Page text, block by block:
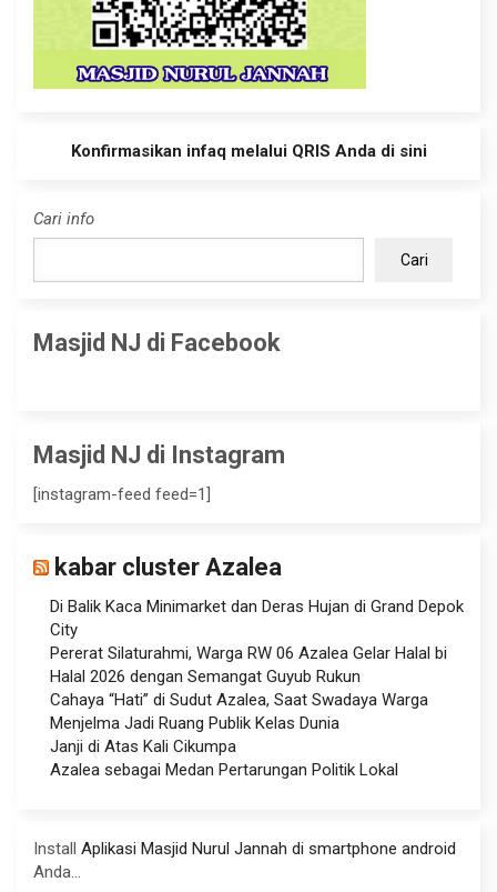
Konfirmasikan infaq melalui QRIS Anda di sini
Cari info
Cari
Masjid NJ di Facebook
Masjid NJ di Instagram
[instagram-feed feed=1]
kabar cluster Azalea
Di Balik Kaca Minimarket dan Deras Hujan di Grand Depok
City
Pererat Silaturahmi, Warga RW 06 Azalea Gelar Halal bi
Halal 2026 dengan Semangat Guyub Rukun
Cahaya “Hati” di Sudut Azalea, Saat Swadaya Warga
Menjelma Jadi Ruang Publik Kelas Dunia
Janji di Atas Kali Cikumpa
Azalea sebagai Medan Pertarungan Politik Lokal
Install Aplikasi Masjid Nurul Jannah di smartphone android
Anda...